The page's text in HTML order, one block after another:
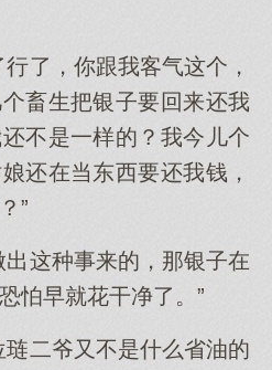
了，你跟我客气这个，
畜生把银子要回来还我
不是一样的？我今儿个
还在当东西要还我钱，
”
出这种事来的，那银子在
怕早就花干净了。”
琏二爷又不是什么省油的